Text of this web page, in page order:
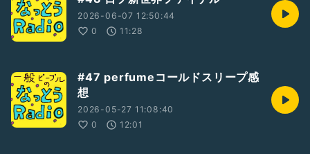
2026-06-07 12:50:44
0
11:28
#47 perfumeコールドスリープ感
想
2026-05-27 11:08:40
0
12:01